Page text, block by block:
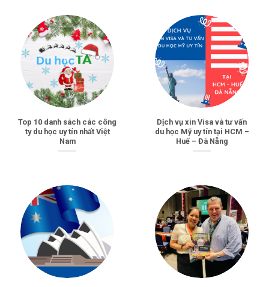
Top 10 danh sách các công
ty du học uy tín nhất Việt
Nam
Dịch vụ xin Visa và tư vấn
du học Mỹ uy tín tại HCM –
Huế – Đà Nẵng